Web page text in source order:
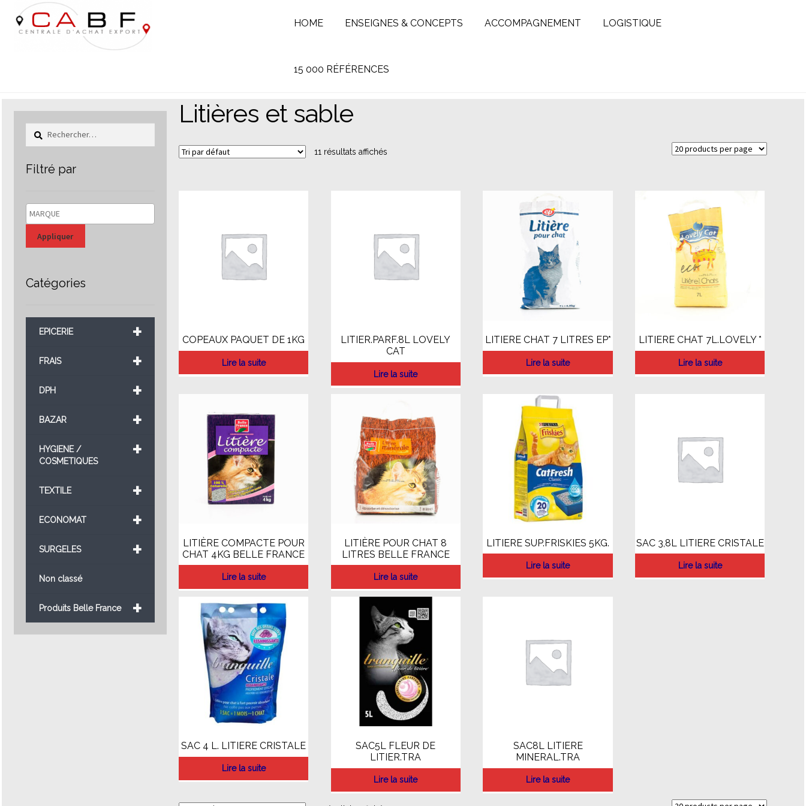
Aller
à
la
Aller
au
contenu
HOME ENSEIGNES & CONCEPTS ACCOMPAGNEMENT LOGISTIQUE
15 000 RÉFÉRENCES
Litières et sable
11 résultats affichés
COPEAUX PAQUET DE 1KG
Lire la suite
LITIER.PARF.8L LOVELY
CAT
Lire la suite
LITIERE CHAT 7 LITRES EP*
Lire la suite
LITIERE CHAT 7L.LOVELY *
Lire la suite
LITIÈRE COMPACTE POUR
CHAT 4KG BELLE FRANCE
Lire la suite
LITIÈRE POUR CHAT 8
LITRES BELLE FRANCE
Lire la suite
LITIERE SUP.FRISKIES 5KG.
Lire la suite
SAC 3,8L LITIERE CRISTALE
Lire la suite
SAC 4 L. LITIERE CRISTALE
Lire la suite
SAC5L FLEUR DE
LITIER.TRA
Lire la suite
SAC8L LITIERE
MINERAL.TRA
Lire la suite
Rechercher :
Filtré par
Appliquer
Catégories
+
EPICERIE
+
FRAIS
+
DPH
+
BAZAR
+
HYGIENE /
COSMETIQUES
+
TEXTILE
+
ECONOMAT
+
SURGELES
Non classé
+
Produits Belle France